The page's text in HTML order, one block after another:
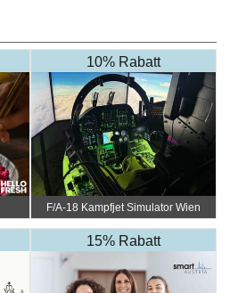
10% Rabatt
F/A-18 Kampfjet Simulator Wien
15% Rabatt